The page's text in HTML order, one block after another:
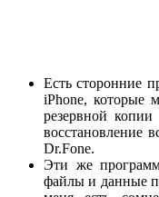
Есть сторонние
iPhone, которые
резервной копии
восстановление
Dr.Fone.
Эти же
файлы и данные